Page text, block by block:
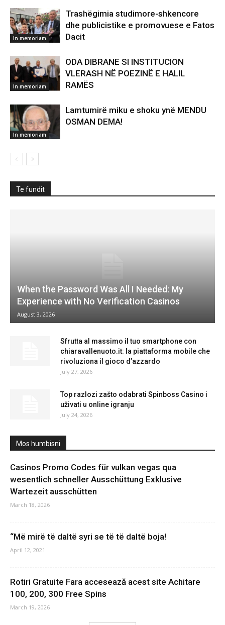
In memoriam
Trashëgimia studimore-shkencore
dhe publicistike e promovuese e Fatos
Dacit
In memoriam
ODA DIBRANE SI INSTITUCION
VLERASH NË POEZINË E HALIL
RAMËS
In memoriam
Lamtumirë miku e shoku ynë MENDU
OSMAN DEMA!
Te fundit
When the Password Was All I Needed: My
Experience with No Verification Casinos
August 3, 2026
Sfrutta al massimo il tuo smartphone con
chiaravallenuoto.it: la piattaforma mobile che
rivoluziona il gioco d’azzardo
July 27, 2026
Top razlozi zašto odabrati Spinboss Casino i
uživati u online igranju
July 24, 2026
Mos humbisni
Casinos Promo Codes für vulkan vegas qua
wesentlich schneller Ausschüttung Exklusive
Wartezeit ausschütten
March 18, 2026
“Më mirë të daltë syri se të të daltë boja!
April 12, 2021
Rotiri Gratuite Fara accesează acest site Achitare
100, 200, 300 Free Spins
March 19, 2026